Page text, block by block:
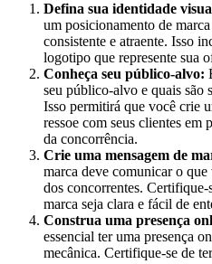
Defina sua identidade
um posicionamento de
consistente e atraente. Isso
logotipo que represente sua
Conheça seu público-alvo:
seu público-alvo e quais são
Isso permitirá que você crie
ressoe com seus clientes em
da concorrência.
Crie uma mensagem de
marca deve comunicar o
dos concorrentes. Certifique-
marca seja clara e fácil de
Construa uma presença
essencial ter uma presença
mecânica. Certifique-se de